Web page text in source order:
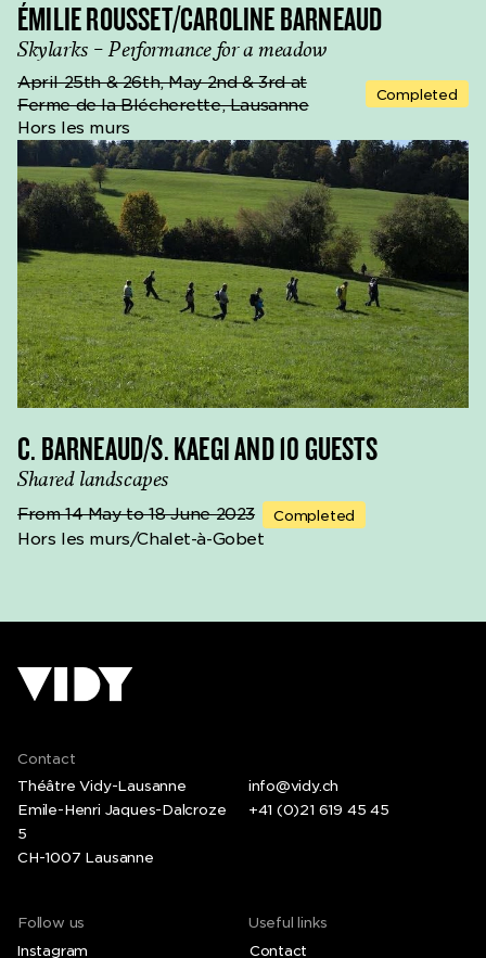
ÉMILIE ROUSSET/CAROLINE BARNEAUD
Skylarks – Performance for a meadow
April 25th & 26th, May 2nd & 3rd at
Ferme de la Blécherette, Lausanne
Completed
Hors les murs
C. BARNEAUD/S. KAEGI AND 10 GUESTS
Shared landscapes
From 14 May to 18 June 2023 Completed
Hors les murs/Chalet-à-Gobet
Contact
Théâtre Vidy-Lausanne
Emile-Henri Jaques-Dalcroze
5
CH-1007 Lausanne
info@vidy.ch
+41 (0)21 619 45 45
Useful links
Contact
Follow us
Instagram